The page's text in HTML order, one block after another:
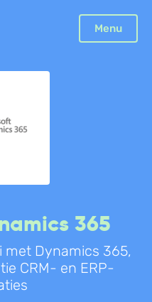
Menu
365
met Dynamics 365,
CRM- en ERP-